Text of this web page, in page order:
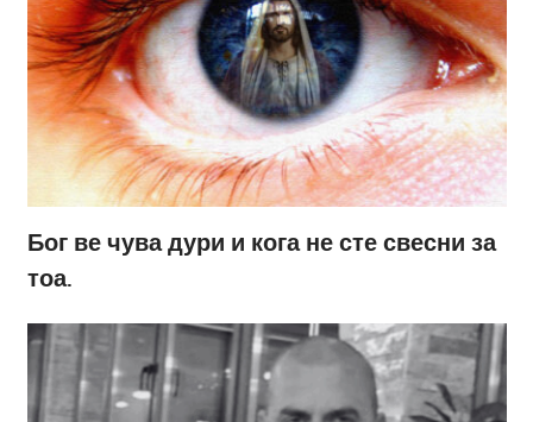
Бог ве чува дури и кога не сте свесни за
тоа.